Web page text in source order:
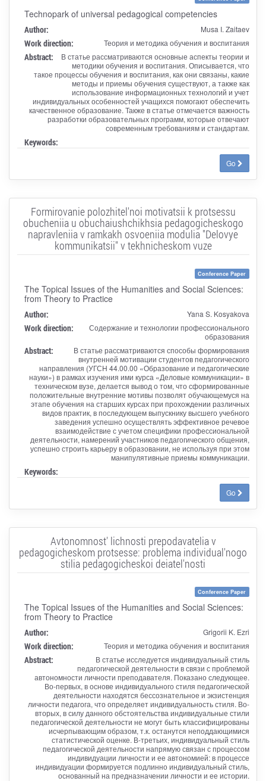
Technopark of universal pedagogical competencies
Author: Musa I. Zaitaev
Work direction: Теория и методика обучения и воспитания
Abstract:
В статье рассматриваются основные аспекты теории и
методики обучения и воспитания. Описывается, что
такое процессы обучения и воспитания, как они связаны, какие
методы и приемы обучения существуют, а также как
использование информационных технологий и учет
индивидуальных особенностей учащихся помогают обеспечить
качественное образование. Также в статье отмечается важность
разработки образовательных программ, которые отвечают
современным требованиям и стандартам.
Keywords:
Go
Formirovanie polozhitel'noi motivatsii k protsessu
obucheniia u obuchaiushchikhsia pedagogicheskogo
napravleniia v ramkakh osvoeniia modulia "Delovye
kommunikatsii" v tekhnicheskom vuze
Conference Paper
The Topical Issues of the Humanities and Social Sciences:
from Theory to Practice
Author: Yana S. Kosyakova
Work direction:
Содержание и технологии профессионального
образования
Abstract:
В статье рассматриваются способы формирования
внутренней мотивации студентов педагогического
направления (УГСН 44.00.00 «Образование и педагогические
науки») в рамках изучения ими курса «Деловые коммуникации» в
техническом вузе, делается вывод о том, что сформированные
положительные внутренние мотивы позволят обучающемуся на
этапе обучения на старших курсах при прохождении различных
видов практик, в последующем выпускнику высшего учебного
заведения успешно осуществлять эффективное речевое
взаимодействие с учетом специфики профессиональной
деятельности, намерений участников педагогического общения,
успешно строить карьеру в образовании, не используя при этом
манипулятивные приемы коммуникации.
Keywords:
Go
Avtonomnost' lichnosti prepodavatelia v
pedagogicheskom protsesse: problema individual'nogo
stilia pedagogicheskoi deiatel'nosti
Conference Paper
The Topical Issues of the Humanities and Social Sciences:
from Theory to Practice
Author: Grigorii K. Ezri
Work direction: Теория и методика обучения и воспитания
Abstract:
В статье исследуется индивидуальный стиль
педагогической деятельности в связи с проблемой
автономности личности преподавателя. Показано следующее.
Во-первых, в основе индивидуального стиля педагогической
деятельности находятся бессознательное и экзистенция
личности педагога, что определяет индивидуальность стиля. Во-
вторых, в силу данного обстоятельства индивидуальные стили
педагогической деятельности не могут быть классифицированы
исчерпывающим образом, т.к. останутся неподдающимися
статистической оценке. В-третьих, индивидуальный стиль
педагогической деятельности напрямую связан с процессом
индивидуации личности и ее автономией: в процессе
индивидуации формируется подлинно индивидуальный стиль,
основанный на предназначении личности и ее истории.